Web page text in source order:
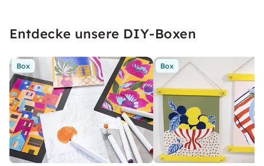
Entdecke unsere DIY-Boxen
Box Box